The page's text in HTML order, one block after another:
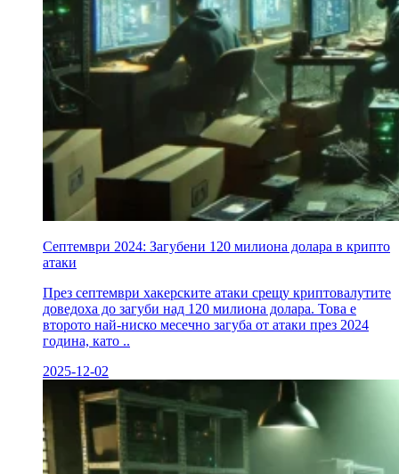
Септември 2024: Загубени 120 милиона долара в крипто
атаки
През септември хакерските атаки срещу криптовалутите
доведоха до загуби над 120 милиона долара. Това е
второто най-ниско месечно загуба от атаки през 2024
година, като ..
2025-12-02